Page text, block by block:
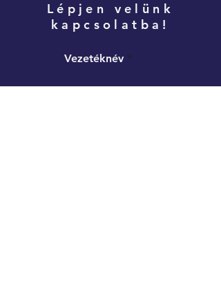
Lépjen velünk
kapcsolatba!
Vezetéknév